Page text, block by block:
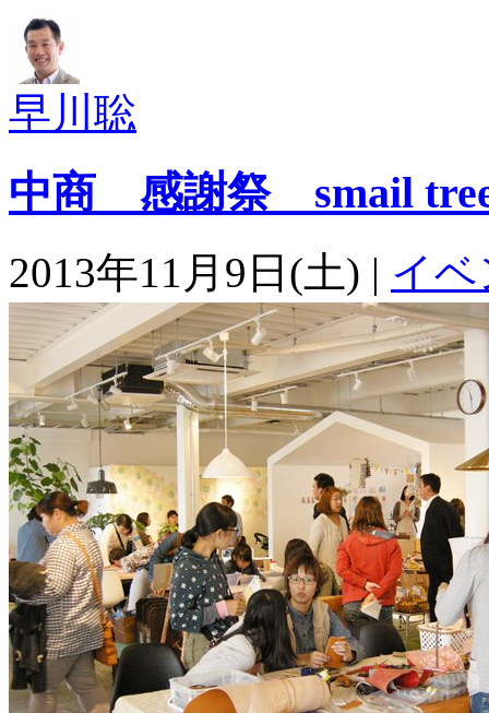
早川聡
中商 感謝祭 smail
2013年11月9日(土) | イ